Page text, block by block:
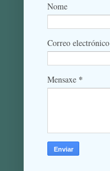
Nome
Correo electrónico
Mensaxe *